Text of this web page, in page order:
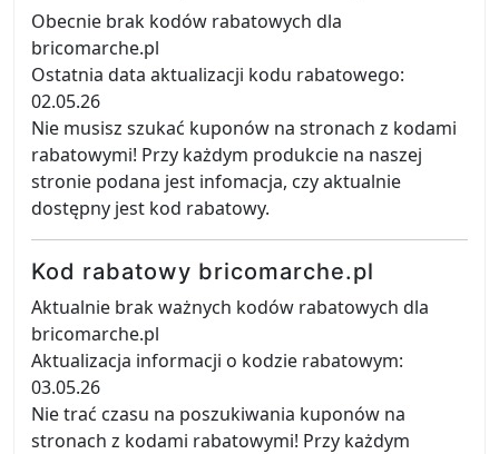
Obecnie brak kodów rabatowych dla
bricomarche.pl
Ostatnia data aktualizacji kodu rabatowego:
02.05.26
Nie musisz szukać kuponów na stronach z kodami
rabatowymi! Przy każdym produkcie na naszej
stronie podana jest infomacja, czy aktualnie
dostępny jest kod rabatowy.
Kod rabatowy bricomarche.pl
Aktualnie brak ważnych kodów rabatowych dla
bricomarche.pl
Aktualizacja informacji o kodzie rabatowym:
03.05.26
Nie trać czasu na poszukiwania kuponów na
stronach z kodami rabatowymi! Przy każdym